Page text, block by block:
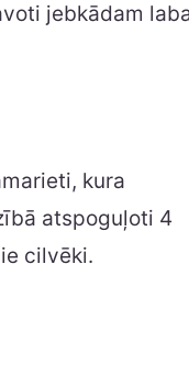
jebkādam
kura
atspoguļoti 4
cilvēki.